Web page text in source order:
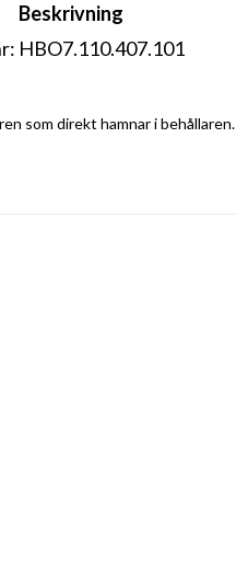
Beskrivning
HBO7.110.407.101
som direkt hamnar i behållaren.